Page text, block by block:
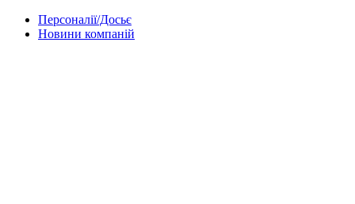
Персоналії/Досьє
Новини компаній